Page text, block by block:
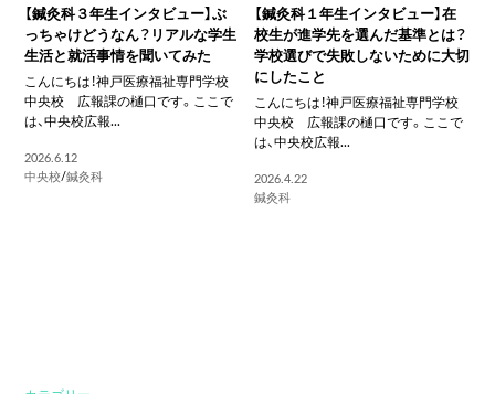
【鍼灸科３年生インタビュー】ぶ
っちゃけどうなん？リアルな学生
生活と就活事情を聞いてみた
こんにちは！神戸医療福祉専門学校
中央校 広報課の樋口です。ここで
は、中央校広報...
2026.6.12
中央校/鍼灸科
【鍼灸科１年生インタビュー】在
校生が進学先を選んだ基準とは？
学校選びで失敗しないために大切
にしたこと
こんにちは！神戸医療福祉専門学校
中央校 広報課の樋口です。ここで
は、中央校広報...
2026.4.22
鍼灸科